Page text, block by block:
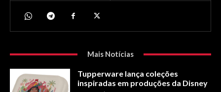
Mais Notícias
Tupperware lança coleções
inspiradas em produções da Disney